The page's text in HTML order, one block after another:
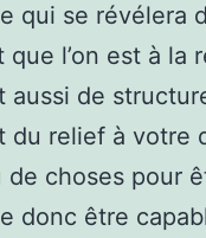
qui se révélera
que l’on est à la
aussi de
du relief à votre
choses pour
donc être